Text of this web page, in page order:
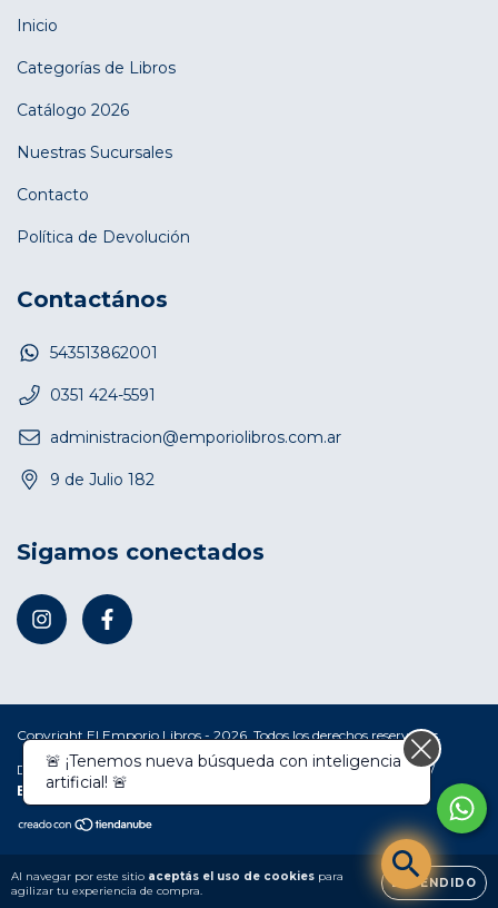
Al navegar por este sitio aceptás el uso de cookies para
agilizar tu experiencia de compra.
ENTENDIDO
Inicio
Categorías de Libros
Catálogo 2026
Nuestras Sucursales
Contacto
Política de Devolución
Contactános
543513862001
0351 424-5591
administracion@emporiolibros.com.ar
9 de Julio 182
Sigamos conectados
Copyright El Emporio Libros - 2026. Todos los derechos reservados.
Defensa de las y los consumidores. Para reclamos ingresá acá. /
Botón de arrepentimiento
🚨 ¡Tenemos nueva búsqueda con inteligencia
artificial! 🚨